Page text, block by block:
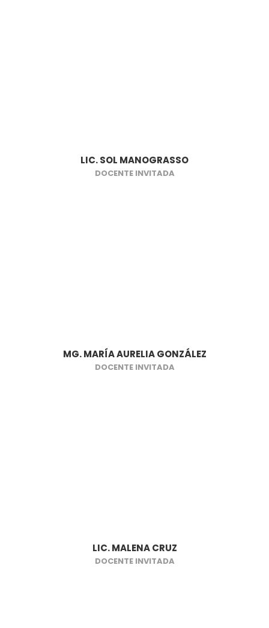
LIC. SOL MANOGRASSO
DOCENTE INVITADA
MG. MARÍA AURELIA GONZÁLEZ
DOCENTE INVITADA
LIC. MALENA CRUZ
DOCENTE INVITADA